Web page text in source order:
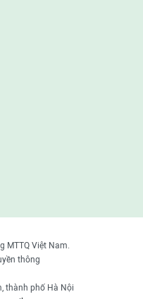
MTTQ Việt Nam.
thông
thành phố Hà Nội